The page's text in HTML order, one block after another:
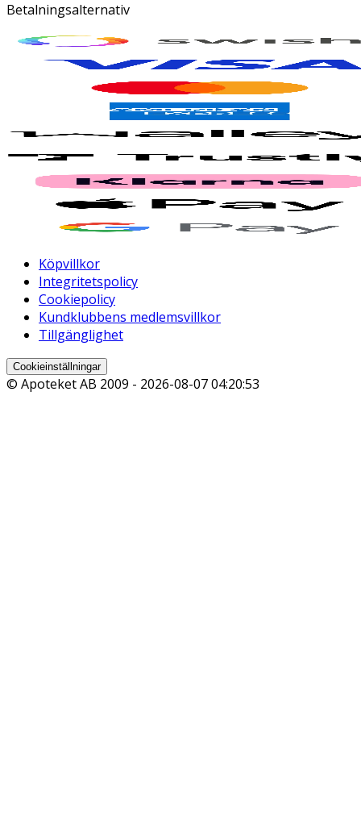
Betalningsalternativ
Köpvillkor
Integritetspolicy
Cookiepolicy
Kundklubbens medlemsvillkor
Tillgänglighet
Cookieinställningar
© Apoteket AB 2009 - 2026-08-07 04:20:53